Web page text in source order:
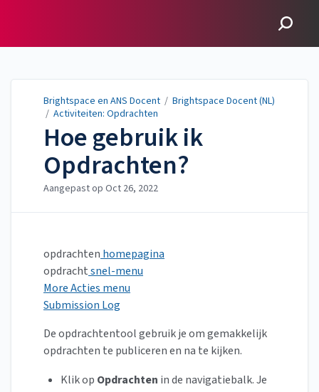
Brightspace en ANS Docent / Brightspace Docent (NL)
/ Activiteiten: Opdrachten
Hoe gebruik ik
Opdrachten?
Aangepast op Oct 26, 2022
opdrachten homepagina
opdrachtsnel-menu
More Acties menu
Submission Log
De opdrachtentool gebruik je om gemakkelijk
opdrachten te publiceren en na te kijken.
Klik op Opdrachten in de navigatiebalk. Je